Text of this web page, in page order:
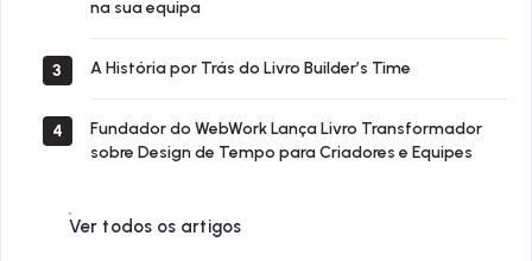
na sua equipa
3 A História por Trás do Livro Builder’s Time
4
Fundador do WebWork Lança Livro Transformador
sobre Design de Tempo para Criadores e Equipes
Ver todos os artigos